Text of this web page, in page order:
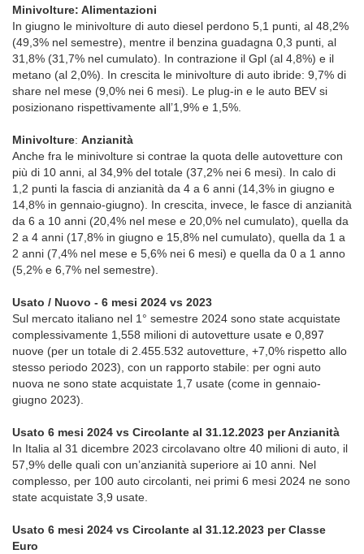
Minivolture: Alimentazioni
In giugno le minivolture di auto diesel perdono 5,1 punti, al 48,2%
(49,3% nel semestre), mentre il benzina guadagna 0,3 punti, al
31,8% (31,7% nel cumulato). In contrazione il Gpl (al 4,8%) e il
metano (al 2,0%). In crescita le minivolture di auto ibride: 9,7% di
share nel mese (9,0% nei 6 mesi). Le plug-in e le auto BEV si
posizionano rispettivamente all’1,9% e 1,5%.
Minivolture: Anzianità
Anche fra le minivolture si contrae la quota delle autovetture con
più di 10 anni, al 34,9% del totale (37,2% nei 6 mesi). In calo di
1,2 punti la fascia di anzianità da 4 a 6 anni (14,3% in giugno e
14,8% in gennaio-giugno). In crescita, invece, le fasce di anzianità
da 6 a 10 anni (20,4% nel mese e 20,0% nel cumulato), quella da
2 a 4 anni (17,8% in giugno e 15,8% nel cumulato), quella da 1 a
2 anni (7,4% nel mese e 5,6% nei 6 mesi) e quella da 0 a 1 anno
(5,2% e 6,7% nel semestre).
Usato / Nuovo - 6 mesi 2024 vs 2023
Sul mercato italiano nel 1° semestre 2024 sono state acquistate
complessivamente 1,558 milioni di autovetture usate e 0,897
nuove (per un totale di 2.455.532 autovetture, +7,0% rispetto allo
stesso periodo 2023), con un rapporto stabile: per ogni auto
nuova ne sono state acquistate 1,7 usate (come in gennaio-
giugno 2023).
Usato 6 mesi 2024 vs Circolante al 31.12.2023 per Anzianità
In Italia al 31 dicembre 2023 circolavano oltre 40 milioni di auto, il
57,9% delle quali con un’anzianità superiore ai 10 anni. Nel
complesso, per 100 auto circolanti, nei primi 6 mesi 2024 ne sono
state acquistate 3,9 usate.
Usato 6 mesi 2024 vs Circolante al 31.12.2023 per Classe
Euro